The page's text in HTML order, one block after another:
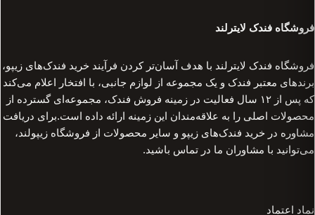
فروشگاه فندک لایترلند
فروشگاه فندک لایترلند با هدف آسان‌تر کردن فرآیند خرید فندک‌های زیپو،
برندهای معتبر فندک و یک مجموعه از لوازم جانبی، با افتخار اعلام می‌کند
که پس از ۱۲ سال فعالیت در زمینه فروش فندک، مجموعه‌ای گسترده از
محصولات اصلی را به علاقه‌مندان این زمینه ارائه داده است.برای دریافت
مشاوره در خرید فندک‌های زیپو و سایر محصولات از فروشگاه زیپولند،
می‌توانید با مشاوران ما در تماس باشید.
نماد اعتماد